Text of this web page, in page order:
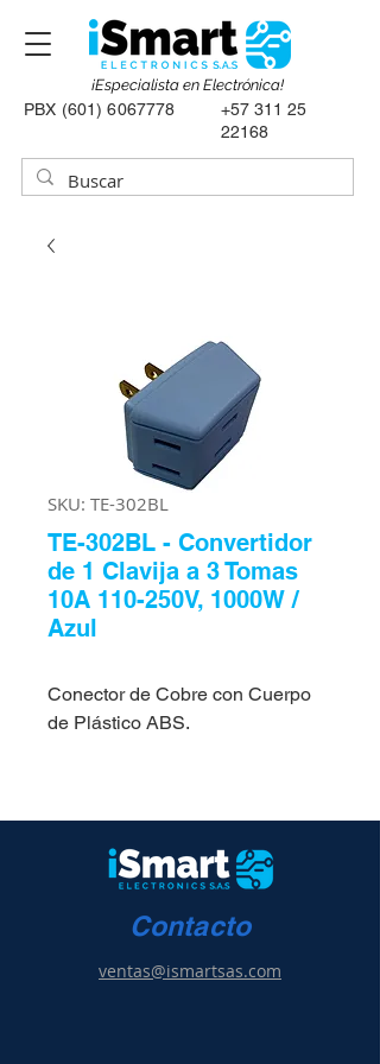
PBX (601) 6067778
+57 311 25
22168
¡Especialista en Electrónica!
SKU: TE-302BL
TE-302BL - Convertidor
de 1 Clavija a 3 Tomas
10A 110-250V, 1000W /
Azul
Conector de Cobre con Cuerpo
de Plástico ABS.
Contacto
ventas@ismartsas.com